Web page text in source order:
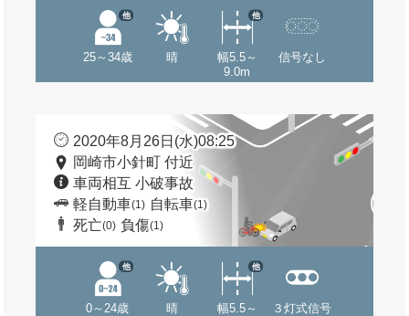
25～34歳
他
晴
幅5.5～
9.0m
他
信号なし
2020年8月26日(水)08:25
岡崎市小針町 付近
車両相互 小破事故
軽自動車(1) 自転車(1)
死亡(0) 負傷(1)
0～24歳
他
晴
幅5.5～
他
３灯式信号